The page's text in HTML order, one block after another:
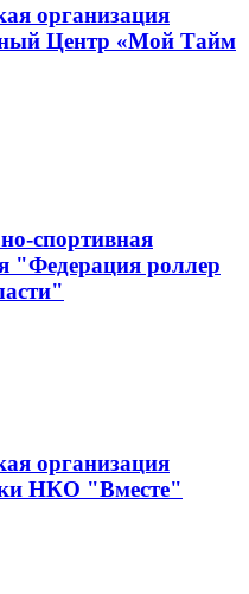
организация
Центр «Мой Тайм
спортивная
"Федерация роллер
организация
НКО "Вместе"